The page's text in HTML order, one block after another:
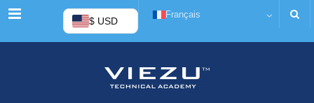
Menu $ USD
Français